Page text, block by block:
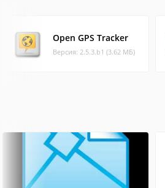
Open GPS Tracker
Версия: 2.5.3.b1 (3.62 МБ)